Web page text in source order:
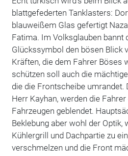
blattgefederten Tanklasters:
blauweißem Glas gefertigt
Fatima. Im Volksglauben bannt
Glückssymbol den bösen Blick
Kräften, die dem Fahrer Böses
schützen soll auch die
die die Frontscheibe umrandet.
Herr Kayhan, werden die
Fahrzeugen geblendet.
Beklebung aber wohl der Optik,
Kühlergrill und Dachpartie zu
verschmelzen und die Front